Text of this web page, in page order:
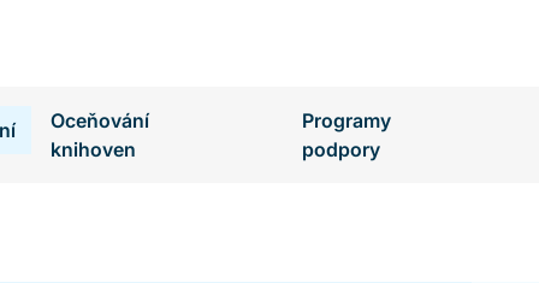
Oceňování
knihoven
Programy
podpory
Thinking pro